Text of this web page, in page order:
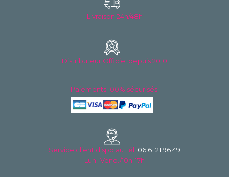
Livraison 24h/48h
Distributeur Officiel depuis 2010
Paiements 100% sécurisés.
Service client dispo au Tél: 06 61 21 96 49
Lun.-Vend./10h-17h